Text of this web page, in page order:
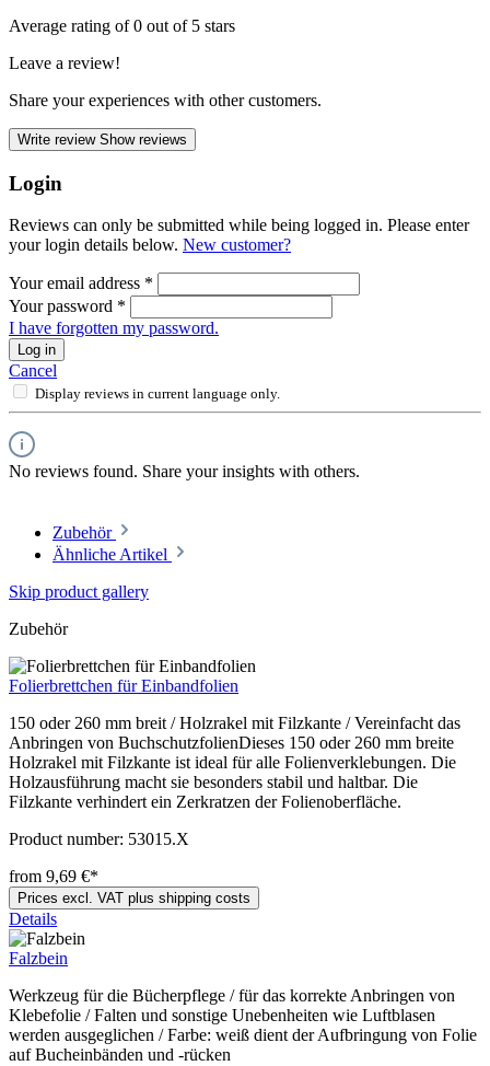
Average rating of 0 out of 5 stars
Leave a review!
Share your experiences with other customers.
Write review Show reviews
Login
Reviews can only be submitted while being logged in. Please enter
your login details below. New customer?
Your email address *
Your password *
I have forgotten my password.
Log in
Cancel
Display reviews in current language only.
No reviews found. Share your insights with others.
Zubehör
Ähnliche Artikel
Skip product gallery
Zubehör
Folierbrettchen für Einbandfolien
150 oder 260 mm breit / Holzrakel mit Filzkante / Vereinfacht das
Anbringen von BuchschutzfolienDieses 150 oder 260 mm breite
Holzrakel mit Filzkante ist ideal für alle Folienverklebungen. Die
Holzausführung macht sie besonders stabil und haltbar. Die
Filzkante verhindert ein Zerkratzen der Folienoberfläche.
Product number: 53015.X
from 9,69 €*
Prices excl. VAT plus shipping costs
Details
Falzbein
Werkzeug für die Bücherpflege / für das korrekte Anbringen von
Klebefolie / Falten und sonstige Unebenheiten wie Luftblasen
werden ausgeglichen / Farbe: weiß dient der Aufbringung von Folie
auf Bucheinbänden und -rücken